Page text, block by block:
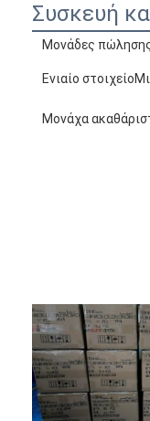
Συσκευή
Μονάδες
Ενιαίο
Μονάχα